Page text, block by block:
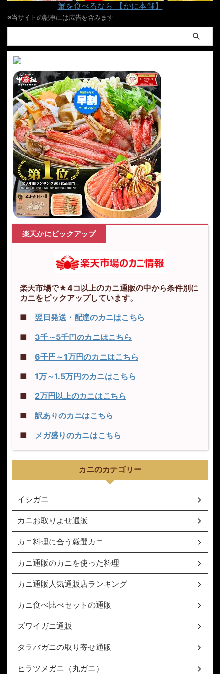
蟹を食べるなら 【かに本舗】
※当サイトの記事には広告を含みます
楽天かにピックアップ
楽天市場で★4コ以上のカニ通販の中から条件別に
カニをピックアップしています。
■ 翌日発送・配達のカニはこちら
■ 3千～5千円のカニはこちら
■ 6千円～1万円のカニはこちら
■ 1万～1.5万円のカニはこちら
■ 2万円以上のカニはこちら
■ 訳ありのカニはこちら
■ メガ盛りのカニはこちら
カニのカテゴリー
イシガニ
カニお取りよせ通販
カニ料理に合う厳選カニ
カニ通販のカニを使った料理
カニ通販人気通販店ランキング
カニ食べ比べセットの通販
ズワイガニ通販
タラバガニの取り寄せ通販
ヒラツメガニ（丸ガニ）